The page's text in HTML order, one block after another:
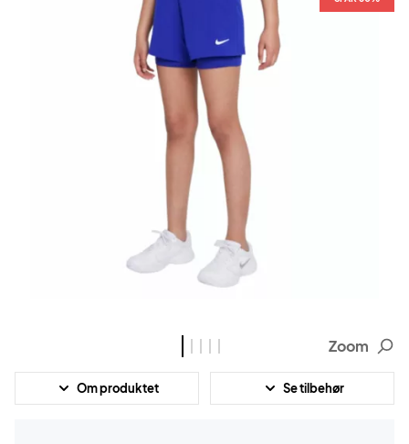
Zoom
Om produktet Se tilbehør